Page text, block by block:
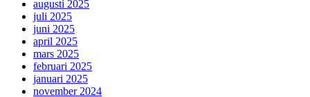
augusti 2025
juli 2025
juni 2025
april 2025
mars 2025
februari 2025
januari 2025
november 2024